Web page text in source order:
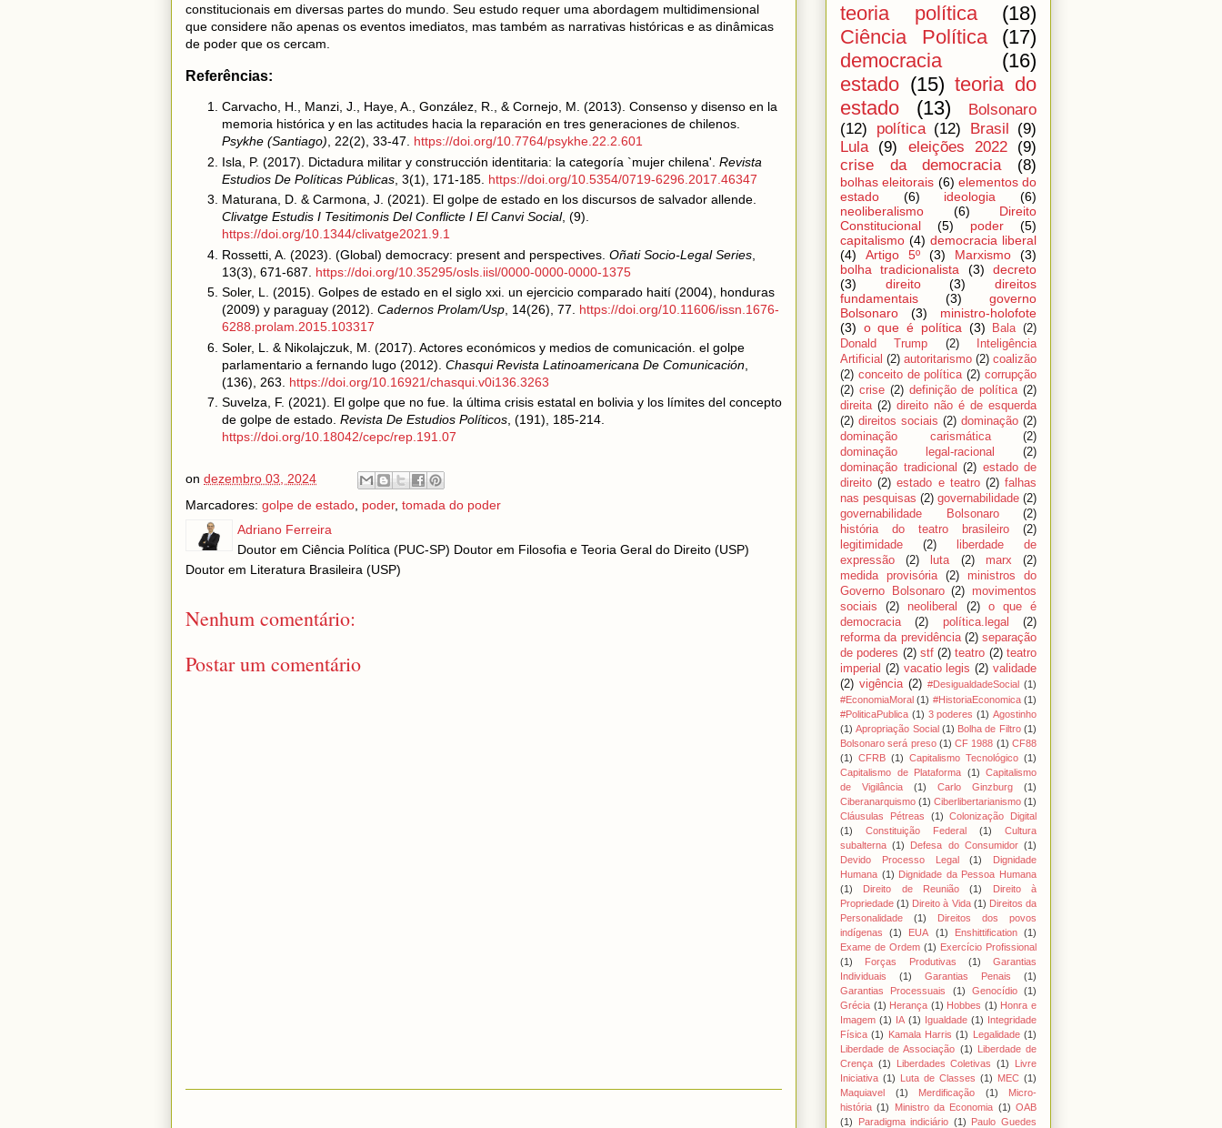
constitucionais em diversas partes do mundo. Seu estudo requer uma abordagem multidimensional
que considere não apenas os eventos imediatos, mas também as narrativas históricas e as dinâmicas
de poder que os cercam.
Referências:
Carvacho, H., Manzi, J., Haye, A., González, R., & Cornejo, M. (2013). Consenso y disenso en la
memoria histórica y en las actitudes hacia la reparación en tres generaciones de chilenos.
Psykhe (Santiago) , 22(2), 33-47. https://doi.org/10.7764/psykhe.22.2.601
Isla, P. (2017). Dictadura militar y construcción identitaria: la categoría `mujer chilena'. Revista
Estudios De Políticas Públicas , 3(1), 171-185. https://doi.org/10.5354/0719-6296.2017.46347
Maturana, D. & Carmona, J. (2021). El golpe de estado en los discursos de salvador allende.
Clivatge Estudis I Tesitimonis Del Conflicte I El Canvi Social, (9).
https://doi.org/10.1344/clivatge2021.9.1
Rossetti, A. (2023). (Global) democracy: present and perspectives. Oñati Socio-Legal Series
13(3), 671-687. https://doi.org/10.35295/osls.iisl/0000-0000-0000-1375
Soler, L. (2015). Golpes de estado en el siglo xxi. un ejercicio comparado haití (2004), honduras
(2009) y paraguay (2012). Cadernos Prolam/Usp , 14(26), 77. https://doi.org/10.11606/issn.1676-
6288.prolam.2015.103317
Soler, L. & Nikolajczuk, M. (2017). Actores económicos y medios de comunicación. el golpe
parlamentario a fernando lugo (2012). Chasqui Revista Latinoamericana De Comunicación
(136), 263. https://doi.org/10.16921/chasqui.v0i136.3263
Suvelza, F. (2021). El golpe que no fue. la última crisis estatal en bolivia y los límites del concepto
de golpe de estado. Revista De Estudios Políticos , (191), 185-214.
https://doi.org/10.18042/cepc/rep.191.07
on dezembro 03, 2024
Marcadores: golpe de estado poder, tomada do poder
Adriano Ferreira
Doutor em Ciência Política (PUC-SP) Doutor em Filosofia e Teoria Geral do Direito (USP)
Doutor em Literatura Brasileira (USP)
Nenhum comentário:
Postar um comentário
teoria política
(18)
Ciência Política
(17)
democracia
(16)
estado (15) teoria do
estado
(13)
Bolsonaro
(12)
política (12) Brasil (9)
Lula
(9) eleições 2022
(9)
crise da democracia
(8)
bolhas eleitorais (6) elementos do
estado
(6) ideologia
(6)
neoliberalismo
(6)
Direito
Constitucional
(5) poder
(5)
capitalismo (4) democracia liberal
(4)
Artigo 5º (3) Marxismo
(3)
bolha tradicionalista
(3)
decreto
(3)
direito (3)
direitos
fundamentais
(3)
governo
Bolsonaro
(3)
ministro-holofote
(3) o que é política (3) Bala (2)
Donald Trump
(2)
Inteligência
Artificial (2) autoritarismo (2) coalizão
(2) conceito de política (2) corrupção
(2) crise (2) definição de política (2)
direita (2) direito não é de esquerda
(2) direitos sociais (2) dominação (2)
dominação carismática
(2)
dominação legal-racional
(2)
dominação tradicional
(2) estado de
direito (2) estado e teatro (2) falhas
nas pesquisas (2) governabilidade (2)
governabilidade Bolsonaro
(2)
história do teatro brasileiro
(2)
legitimidade
(2)
liberdade de
expressão
(2) luta (2) marx
(2)
medida provisória
(2)
ministros do
Governo Bolsonaro (2)
movimentos
sociais
(2) neoliberal (2)
o que é
democracia
(2) política.legal
(2)
reforma da previdência (2) separação
de poderes (2) stf (2) teatro (2) teatro
imperial (2) vacatio legis (2) validade
(2) vigência (2) #DesigualdadeSocial (1)
#EconomiaMoral (1) #HistoriaEconomica (1)
#PoliticaPublica (1) 3 poderes (1) Agostinho
(1) Apropriação Social (1) Bolha de Filtro (1)
Bolsonaro será preso (1) CF 1988 (1) CF88
(1) CFRB (1) Capitalismo Tecnológico (1)
Capitalismo de Plataforma (1) Capitalismo
de Vigilância
(1) Carlo Ginzburg
(1)
Ciberanarquismo (1) Ciberlibertarianismo (1)
Cláusulas Pétreas
(1)
Colonização Digital
(1)
Constituição Federal (1)
Cultura
subalterna (1) Defesa do Consumidor (1)
Devido Processo Legal
(1)
Dignidade
Humana (1) Dignidade da Pessoa Humana
(1)
Direito de Reunião (1)
Direito à
Propriedade (1) Direito à Vida (1) Direitos da
Personalidade
(1)
Direitos dos povos
indígenas
(1) EUA (1) Enshittification
(1)
Exame de Ordem (1) Exercício Profissional
(1)
Forças Produtivas (1)
Garantias
Individuais
(1) Garantias Penais
(1)
Garantias Processuais
(1) Genocídio
(1)
Grécia (1) Herança (1) Hobbes (1) Honra e
Imagem (1) IA (1) Igualdade (1) Integridade
Física (1) Kamala Harris (1) Legalidade (1)
Liberdade de Associação (1) Liberdade de
Crença (1) Liberdades Coletivas (1)
Livre
Iniciativa (1) Luta de Classes (1) MEC (1)
Maquiavel
(1) Merdificação (1)
Micro-
história (1) Ministro da Economia (1) OAB
(1)
Paradigma indiciário (1) Paulo Guedes